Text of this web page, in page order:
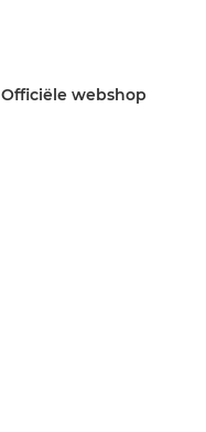
Officiële webshop